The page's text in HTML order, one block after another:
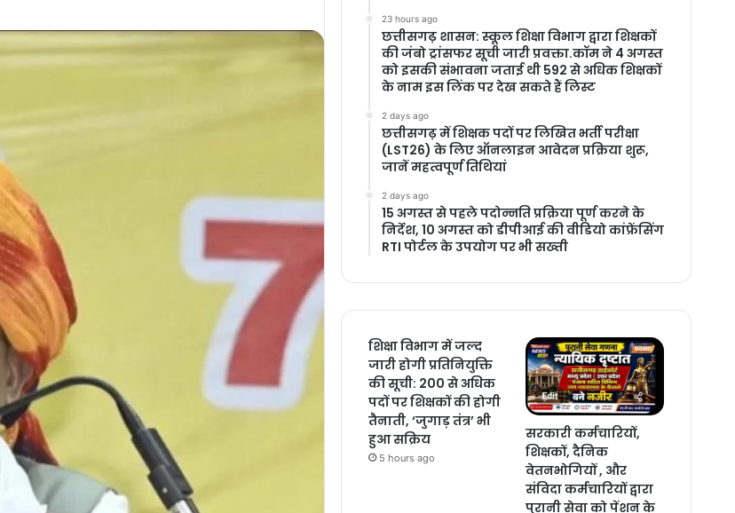
23 hours ago
छत्तीसगढ़ शासन: स्कूल शिक्षा विभाग द्वारा शिक्षकों
की जंबो ट्रांसफर सूची जारी प्रवक्ता.कॉम ने 4 अगस्त
को इसकी संभावना जताई थी 592 से अधिक शिक्षकों
के नाम इस लिंक पर देख सकते हैं लिस्ट
2 days ago
छत्तीसगढ़ में शिक्षक पदों पर लिखित भर्ती परीक्षा
(LST26) के लिए ऑनलाइन आवेदन प्रक्रिया शुरू,
जानें महत्वपूर्ण तिथियां
2 days ago
15 अगस्त से पहले पदोन्नति प्रक्रिया पूर्ण करने के
निर्देश, 10 अगस्त को डीपीआई की वीडियो कांफ्रेंसिंग
RTI पोर्टल के उपयोग पर भी सख्ती
शिक्षा विभाग में जल्द
जारी होगी प्रतिनियुक्ति
की सूची: 200 से अधिक
पदों पर शिक्षकों की होगी
तैनाती, ‘जुगाड़ तंत्र’ भी
हुआ सक्रिय
5 hours ago
सरकारी कर्मचारियों,
शिक्षकों, दैनिक
वेतनभोगियों , और
संविदा कर्मचारियों द्वारा
पुरानी सेवा को पेंशन के